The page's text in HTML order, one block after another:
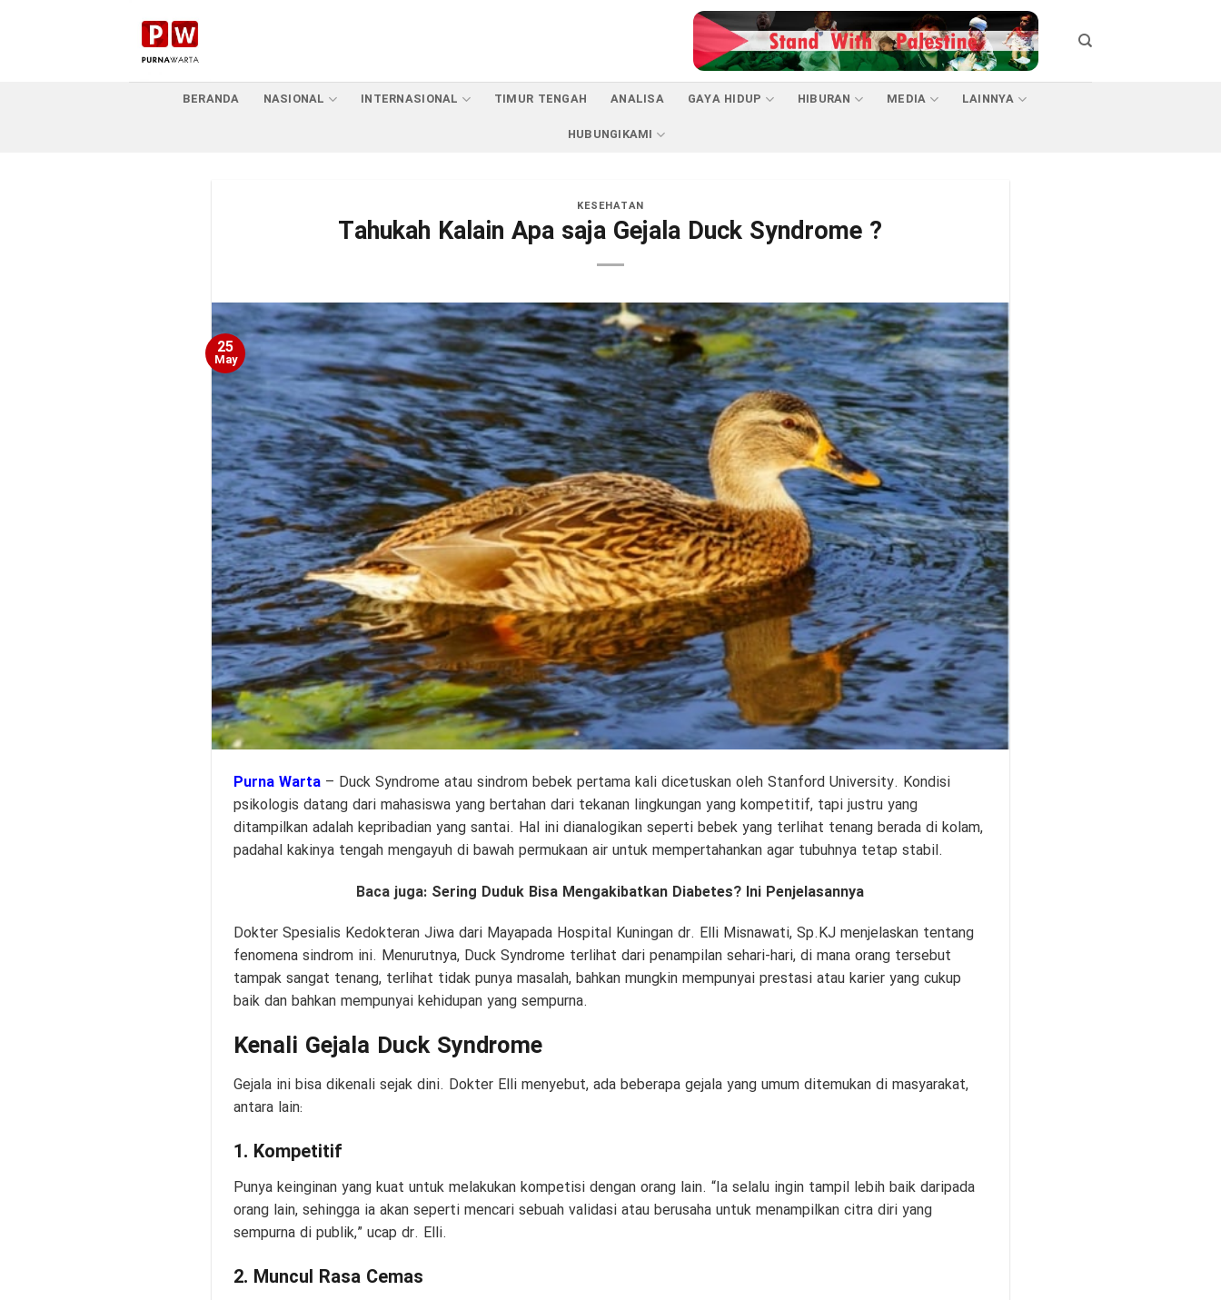
BERANDA NASIONAL INTERNASIONAL TIMUR TENGAH ANALISA GAYA HIDUP HIBURAN MEDIA
LAINNYA
HUBUNGIKAMI
KESEHATAN
Tahukah Kalain Apa saja Gejala Duck Syndrome ?
25
May
Purna Warta– Duck Syndrome atau sindrom bebek pertama kali dicetuskan oleh Stanford University. Kondisi
psikologis datang dari mahasiswa yang bertahan dari tekanan lingkungan yang kompetitif, tapi justru yang
ditampilkan adalah kepribadian yang santai. Hal ini dianalogikan seperti bebek yang terlihat tenang berada di kolam,
padahal kakinya tengah mengayuh di bawah permukaan air untuk mempertahankan agar tubuhnya tetap stabil.
Baca juga: Sering Duduk Bisa Mengakibatkan Diabetes? Ini Penjelasannya
Dokter Spesialis Kedokteran Jiwa dari Mayapada Hospital Kuningan dr. Elli Misnawati, Sp.KJ menjelaskan tentang
fenomena sindrom ini. Menurutnya, Duck Syndrome terlihat dari penampilan sehari-hari, di mana orang tersebut
tampak sangat tenang, terlihat tidak punya masalah, bahkan mungkin mempunyai prestasi atau karier yang cukup
baik dan bahkan mempunyai kehidupan yang sempurna.
Kenali Gejala Duck Syndrome
Gejala ini bisa dikenali sejak dini. Dokter Elli menyebut, ada beberapa gejala yang umum ditemukan di masyarakat,
antara lain:
1. Kompetitif
Punya keinginan yang kuat untuk melakukan kompetisi dengan orang lain. “Ia selalu ingin tampil lebih baik daripada
orang lain, sehingga ia akan seperti mencari sebuah validasi atau berusaha untuk menampilkan citra diri yang
sempurna di publik,” ucap dr. Elli.
2. Muncul Rasa Cemas